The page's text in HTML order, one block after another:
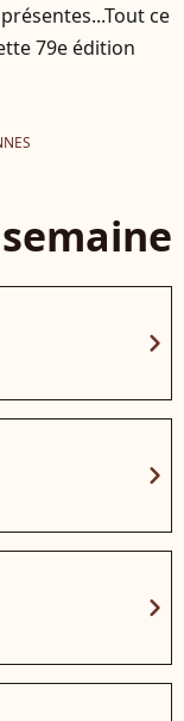
ce
79e édition
chevron_right
chevron_right
chevron_right